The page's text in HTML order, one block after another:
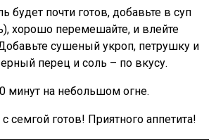
будет почти готов, добавьте в суп
хорошо перемешайте, и влейте
сушеный укроп, петрушку и
перец и соль – по вкусу.
минут на небольшом огне.
семгой готов! Приятного аппетита!